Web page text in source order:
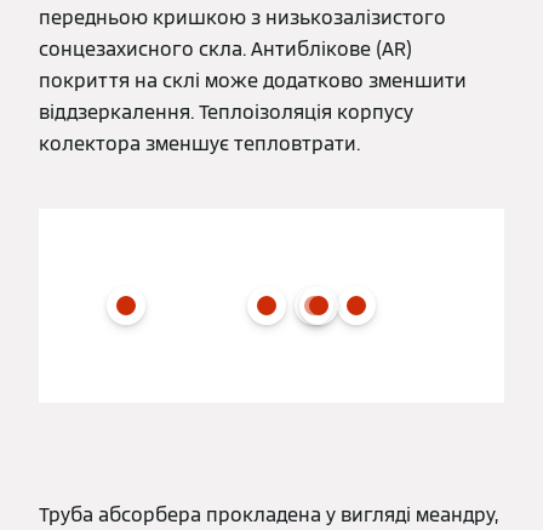
передньою кришкою з низькозалізистого
сонцезахисного скла. Антиблікове (AR)
покриття на склі може додатково зменшити
віддзеркалення. Теплоізоляція корпусу
колектора зменшує тепловтрати.
Труба абсорбера прокладена у вигляді меандру,